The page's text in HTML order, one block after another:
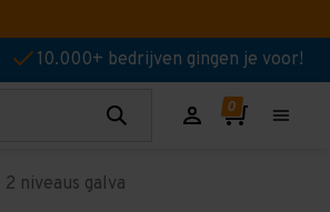
10.000+ bedrijven gingen je voor!
niveaus galva